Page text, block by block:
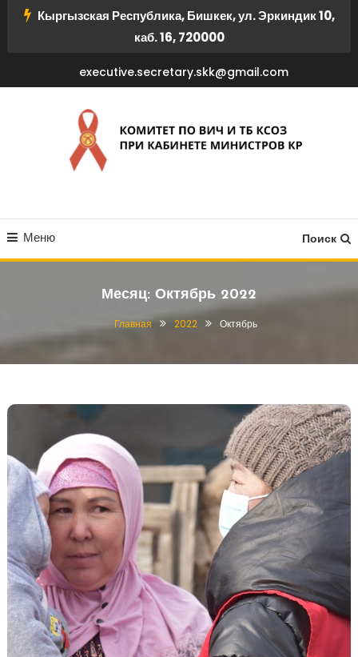
ПерейтиКыргызская Республика, Бишкек, ул. Эркиндик 10,
каб. 16, 720000
executive.secretary.skk@gmail.com
КСОЗ ПРИ КАБИНЕТЕ
МИНИСТРОВ КР
Меню Поиск
Месяц: Октябрь 2022
Главная 2022 Октябрь